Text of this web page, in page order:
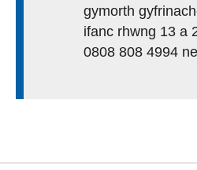
gymorth
ifanc rhwng 13 a
0808 808 4994